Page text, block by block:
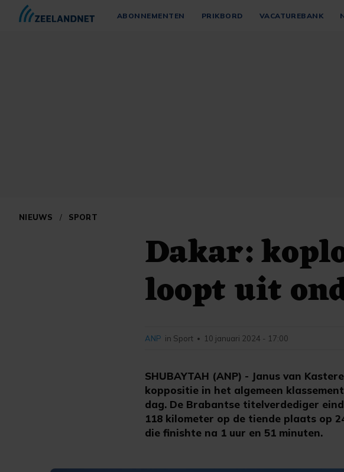
ABONNEMENTEN PRIKBORD VACATUREBANK
NIEUWS / SPORT
Dakar:
loopt uit
SHUBAYTAH (ANP) - Janus van
koppositie in het algemeen
dag. De Brabantse titelverdediger
118 kilometer op de tiende plaats op
die finishte na 1 uur en 51 minuten.
ANP in Sport • 10 januari 2024 - 17:00